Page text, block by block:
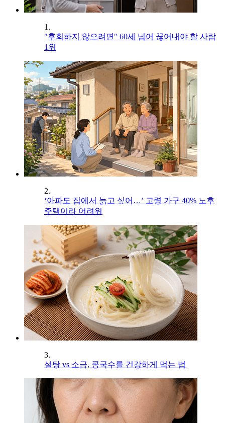
1.
"후회하지 않으려면" 60세 넘어 끊어내야 할 사람
1위
2.
‘아파도 집에서 늙고 싶어…’ 고령 가구 40% 노후
주택이라 어려워
3.
설탕 vs 소금, 콩국수를 건강하게 먹는 법